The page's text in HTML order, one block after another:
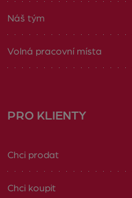
Náš tým
Volná pracovní místa
PRO KLIENTY
Chci prodat
Chci koupit